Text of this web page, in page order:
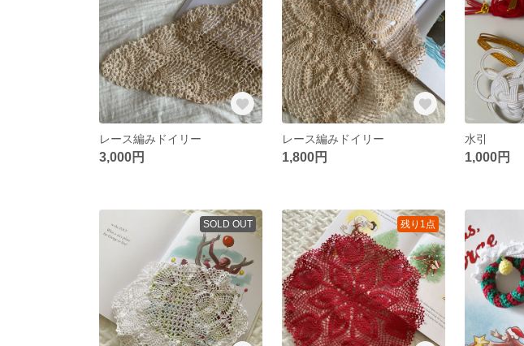
レース編みドイリー
3,000円
レース編みドイリー
1,800円
水引
1,000円
SOLD OUT 残り1点